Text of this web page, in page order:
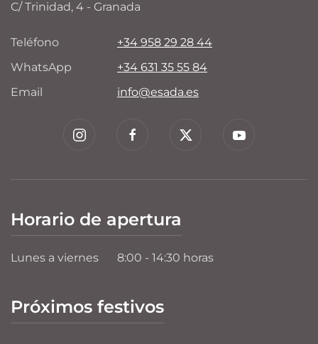
C/ Trinidad, 4 - Granada
Teléfono
+34 958 29 28 44
WhatsApp
+34 631 35 55 84
Email
info@esada.es
Horario de apertura
Lunes a viernes 8:00 - 14:30 horas
Próximos festivos